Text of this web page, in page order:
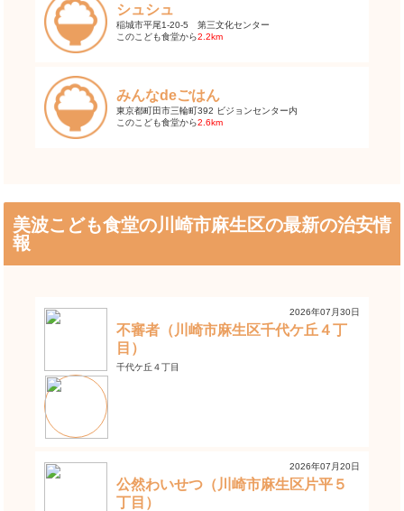
シュシュ
稲城市平尾1-20-5 第三文化センター
このこども食堂から2.2km
みんなdeごはん
東京都町田市三輪町392 ビジョンセンター内
このこども食堂から2.6km
美波こども食堂の川崎市麻生区の最新の治安情
報
2026年07月30日
不審者（川崎市麻生区千代ケ丘４丁
目）
千代ケ丘４丁目
2026年07月20日
公然わいせつ（川崎市麻生区片平５
丁目）